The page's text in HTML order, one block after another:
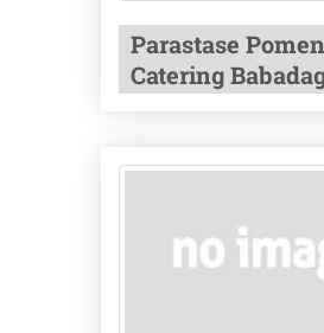
Parastase
Catering